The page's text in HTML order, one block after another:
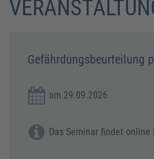
Gefährdungsbeurteilung
am 29.09.2026
Das Seminar findet